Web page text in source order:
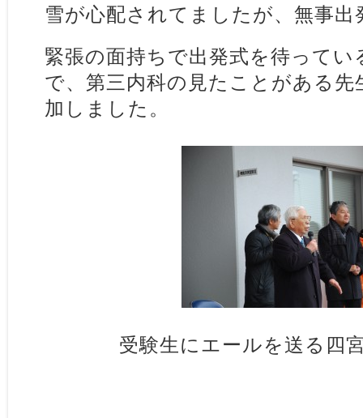
雪が心配されてましたが、無事出
緊張の面持ちで出発式を待って
で、第三内科の見たことがある先
加しました。
受験生にエールを送る四